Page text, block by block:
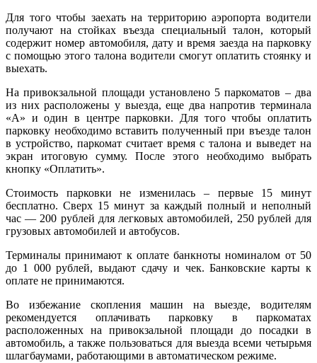
Для того чтобы заехать на территорию аэропорта водители
получают на стойках въезда специальный талон, который
содержит номер автомобиля, дату и время заезда на парковку
с помощью этого талона водители смогут оплатить стоянку и
выехать.
На привокзальной площади установлено 5 паркоматов – два
из них расположены у выезда, еще два напротив терминала
«А» и один в центре парковки. Для того чтобы оплатить
парковку необходимо вставить полученный при въезде талон
в устройство, паркомат считает время с талона и выведет на
экран итоговую сумму. После этого необходимо выбрать
кнопку «Оплатить».
Стоимость парковки не изменилась – первые 15 минут
бесплатно. Сверх 15 минут за каждый полный и неполный
час — 200 рублей для легковых автомобилей, 250 рублей для
грузовых автомобилей и автобусов.
Терминалы принимают к оплате банкноты номиналом от 50
до 1 000 рублей, выдают сдачу и чек. Банковские карты к
оплате не принимаются.
Во избежание скопления машин на выезде, водителям
рекомендуется оплачивать парковку в паркоматах
расположенных на привокзальной площади до посадки в
автомобиль, а также пользоваться для выезда всеми четырьмя
шлагбаумами, работающими в автоматическом режиме.